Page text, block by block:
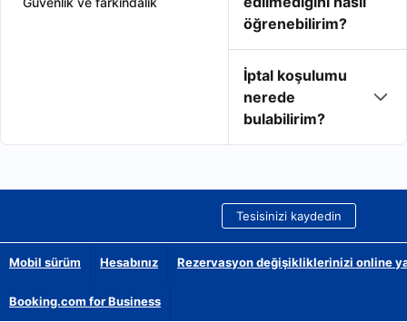
öğrenebilirim?
İptal koşulumu
nerede
bulabilirim?
Tesisinizi kaydedin
Mobil sürüm Hesabınız Rezervasyon değişikliklerinizi online
Booking.com for Business